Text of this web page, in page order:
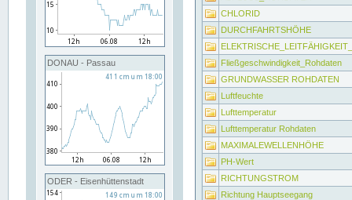
DONAU - Passau
ODER - Eisenhüttenstadt
CHLORID
DURCHFAHRTSHÖHE
Fließgeschwindigkeit_Rohdaten
GRUNDWASSER ROHDATEN
Luftfeuchte
Lufttemperatur
Lufttemperatur Rohdaten
MAXIMALEWELLENHÖHE
PH-Wert
RICHTUNGSTROM
Richtung Hauptseegang